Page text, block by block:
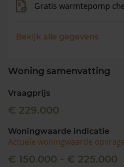
Gratis warmtepomp
Bekijk alle gegevens
Woning samenvatting
Vraagprijs
€ 229.000
Woningwaarde indicatie
Actuele woningwaarde
€ 150.000 - € 225.000